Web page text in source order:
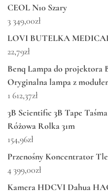
CEOL N10 Szary
3 349,00zł
LOVI BUTELKA
22,79zł
Benq Lampa do projektora
Oryginalna lampa z
1 612,37zł
3B Scientific 3B Tape
Różowa Rolka 31m
154,96zł
Przenośny Koncentrator
4 399,00zł
Kamera HDCVI Dahua